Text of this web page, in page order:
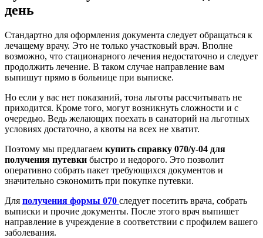
день
Стандартно для оформления документа следует обращаться к
лечащему врачу. Это не только участковый врач. Вполне
возможно, что стационарного лечения недостаточно и следует
продолжить лечение. В таком случае направление вам
выпишут прямо в больнице при выписке.
Но если у вас нет показаний, тона льготы рассчитывать не
приходится. Кроме того, могут возникнуть сложности и с
очередью. Ведь желающих поехать в санаторий на льготных
условиях достаточно, а квоты на всех не хватит.
Поэтому мы предлагаем купить справку 070/у-04 для
получения путевки быстро и недорого. Это позволит
оперативно собрать пакет требующихся документов и
значительно сэкономить при покупке путевки.
Для получения формы 070 следует посетить врача, собрать
выписки и прочие документы. После этого врач выпишет
направление в учреждение в соответствии с профилем вашего
заболевания.